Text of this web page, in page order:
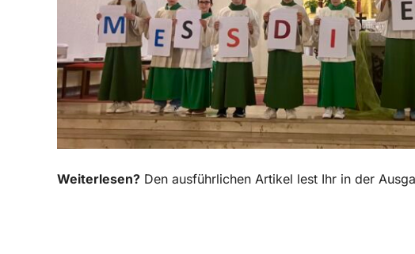
Weiterlesen? Den ausführlichen Artikel lest Ihr in der